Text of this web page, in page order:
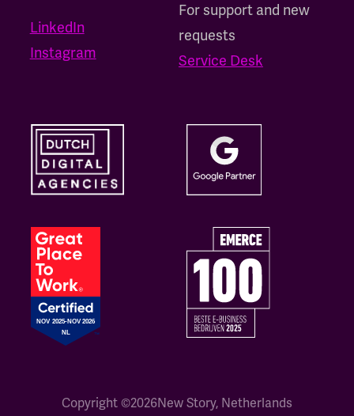
LinkedIn
Instagram
For support and new
requests
Service Desk
Copyright ©2026New Story, Netherlands